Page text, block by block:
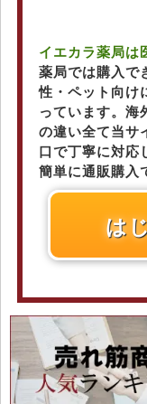
イエカラ薬局は
薬局では購入で
性・ペット向け
っています。海
の違い全て当サ
口で丁寧に対応
簡単に通販購入
は